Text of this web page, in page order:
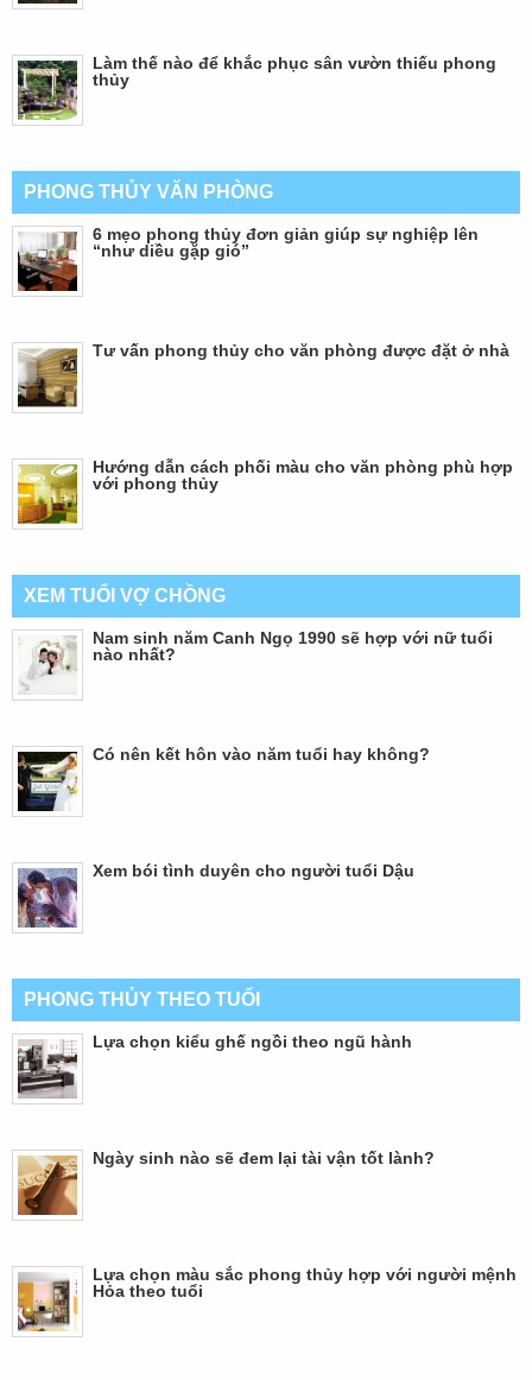
Làm thế nào để khắc phục sân vườn thiếu phong
thủy
PHONG THỦY VĂN PHÒNG
6 mẹo phong thủy đơn giản giúp sự nghiệp lên
“như diều gặp gió”
Tư vấn phong thủy cho văn phòng được đặt ở nhà
Hướng dẫn cách phối màu cho văn phòng phù hợp
với phong thủy
XEM TUỔI VỢ CHỒNG
Nam sinh năm Canh Ngọ 1990 sẽ hợp với nữ tuổi
nào nhất?
Có nên kết hôn vào năm tuổi hay không?
Xem bói tình duyên cho người tuổi Dậu
PHONG THỦY THEO TUỔI
Lựa chọn kiểu ghế ngồi theo ngũ hành
Ngày sinh nào sẽ đem lại tài vận tốt lành?
Lựa chọn màu sắc phong thủy hợp với người mệnh
Hỏa theo tuổi